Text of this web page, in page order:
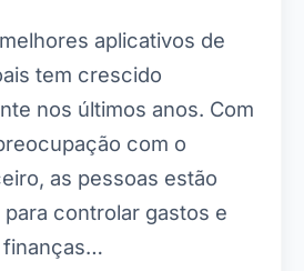
aplicativos de
tem crescido
nos últimos anos. Com
com o
as pessoas estão
controlar gastos e
finanças…